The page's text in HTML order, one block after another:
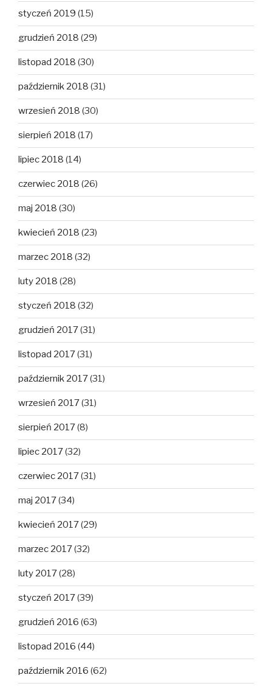
styczeń 2019 (15)
grudzień 2018 (29)
listopad 2018 (30)
październik 2018 (31)
wrzesień 2018 (30)
sierpień 2018 (17)
lipiec 2018 (14)
czerwiec 2018 (26)
maj 2018 (30)
kwiecień 2018 (23)
marzec 2018 (32)
luty 2018 (28)
styczeń 2018 (32)
grudzień 2017(31)
listopad 2017(31)
październik 2017(31)
wrzesień 2017(31)
sierpień 2017(8)
lipiec 2017(32)
czerwiec 2017(31)
maj 2017(34)
kwiecień 2017(29)
marzec 2017(32)
luty 2017(28)
styczeń 2017(39)
grudzień 2016 (63)
listopad 2016 (44)
październik 2016 (62)